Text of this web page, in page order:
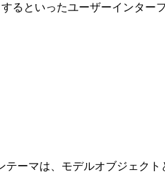
るといったユーザーインター
ーマは、モデルオブジェクト